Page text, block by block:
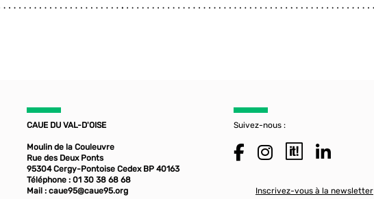
CAUE DU VAL-D'OISE
Moulin de la Couleuvre
Rue des Deux Ponts
95304 Cergy-Pontoise Cedex BP 40163
Téléphone : 01 30 38 68 68
Mail : caue95@caue95.org
Suivez-nous :
Inscrivez-vous à la newsletter